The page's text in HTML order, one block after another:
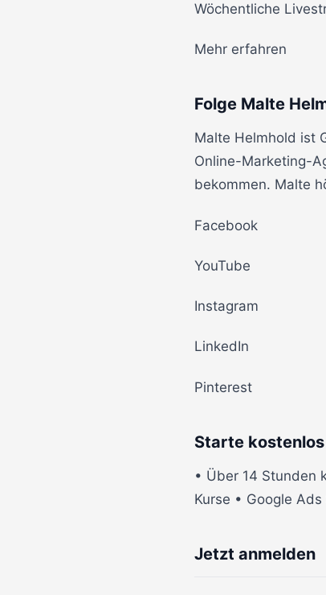
Wöchentliche
Mehr erfahren
Folge Malte
Malte Helmhold ist
Online-Marketing-
bekommen. Malte
Facebook
YouTube
Instagram
LinkedIn
Pinterest
Starte
• Über 14 Stunden
Kurse • Google
Jetzt anmelden